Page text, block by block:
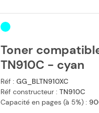
Toner
TN910C - cyan
Réf : GG_BLTN910XC
Réf constructeur : TN910C
Capacité en pages (à 5%) :